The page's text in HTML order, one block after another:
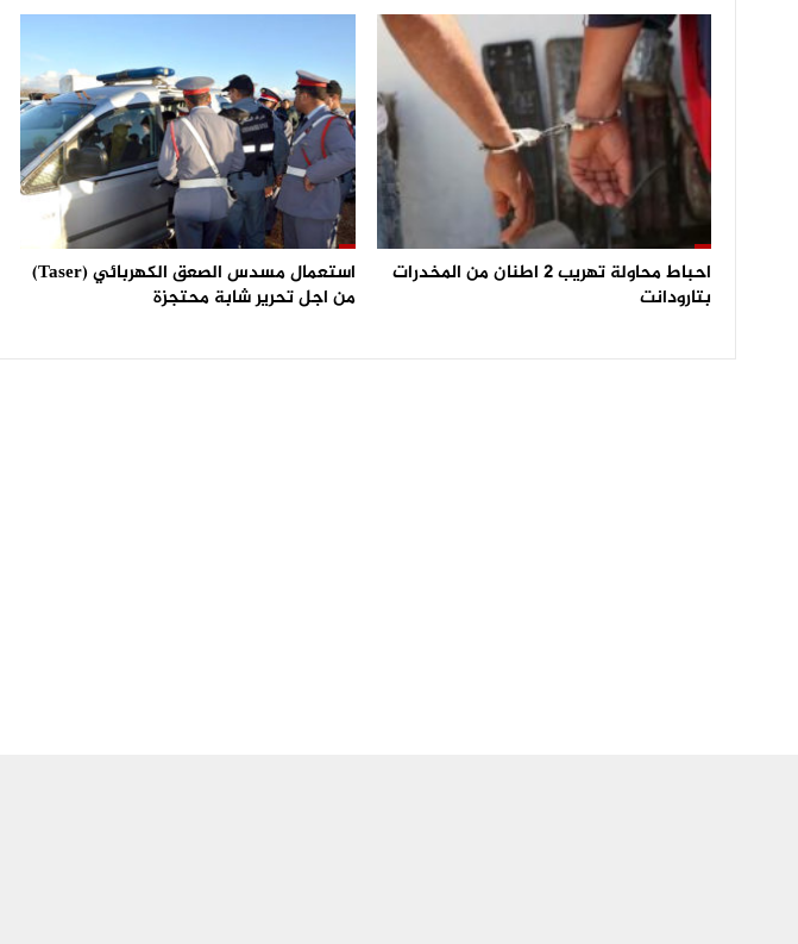
احباط محاولة تهريب 2 اطنان من المخدرات
بتارودانت
استعمال مسدس الصعق الكهربائي (Taser)
من اجل تحرير شابة محتجزة